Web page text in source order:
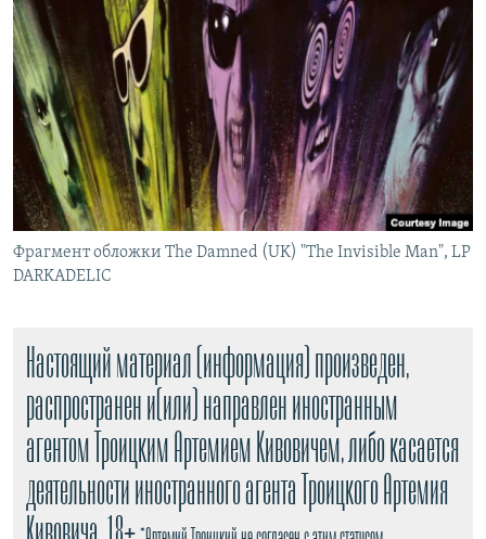
СИБИРЬ.РЕАЛИИ
РАСПИСАНИЕ ВЕЩАНИЯ
ПОДПИШИТЕСЬ НА РАССЫЛКУ
СОЦИАЛЬНЫЕ СЕТИ
Фрагмент обложки The Damned (UK) "The Invisible Man", LP
DARKADELIC
Настоящий материал (информация) произведен,
распространен и(или) направлен иностранным
агентом Троицким Артемием Кивовичем, либо касается
деятельности иностранного агента Троицкого Артемия